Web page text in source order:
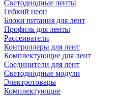
Светодиодные ленты
Гибкий неон
Блоки питания для лент
Профиль для ленты
Рассеиватели
Контроллеры для лент
Комплектующие для лент
Соединители для лент
Светодиодные модули
Электротовары
Комплектующие